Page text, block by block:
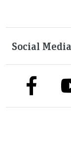
Social Media
link to